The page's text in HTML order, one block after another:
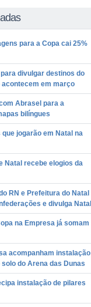
para a Copa cai 25%
divulgar destinos do
acontecem em março
Abrasel para a
bilíngues
jogarão em Natal na
Natal recebe elogios da
RN e Prefeitura do Natal
e divulga Natal
na Empresa já somam
acompanham instalação
do Arena das Dunas
instalação de pilares